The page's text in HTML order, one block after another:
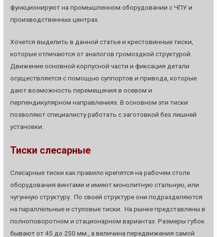
функционируют на промышленном оборудовании с ЧПУ и
производственных центрах.
Хочется выделить в данной статье и крестовинные тиски,
которые отличаются от аналогов громоздкой структурой.
Движение основной корпусной части и фиксация детали
осуществляется с помощью суппортов и привода, которые
дают возможность перемещения в осевом и
перпендикулярном направлениях. В основном эти тиски
позволяют специалисту работать с заготовкой без лишней
установки.
Тиски слесарные
Слесарные тиски как правило крепятся на рабочем столе
оборудования винтами и имеют монолитную стальную, или
чугунную структуру. По своей структуре они подразделяются
на параллельные и стуловые тиски. На рынке представлены в
полноповоротном и стационарном вариантах. Размеры губок
бывают от 45 до 250 мм., а величина передвижения самой